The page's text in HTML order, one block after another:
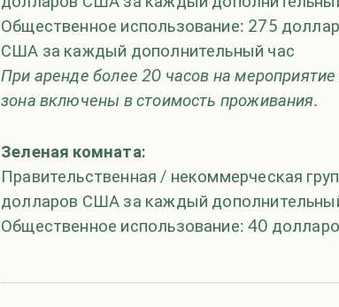
Общественное использование: 275
США за каждый дополнительный час
При аренде более 20 часов на
зона включены в стоимость проживания.
Зеленая комната:
Правительственная / некоммерческая
долларов США за каждый
Общественное использование: 40